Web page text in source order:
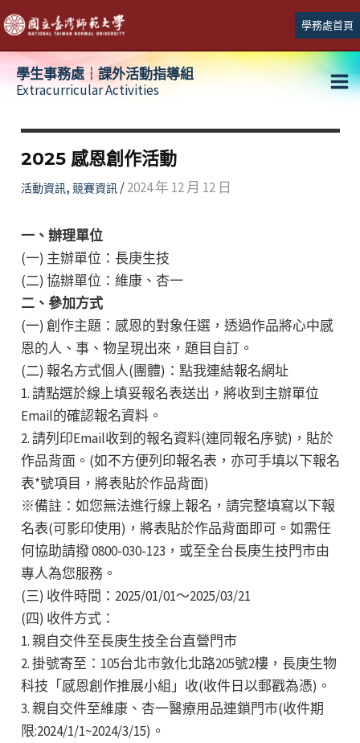
跳
至
主
學務處首頁
學生事務處┆課外活動指導組
Extracurricular Activities
2025 感恩創作活動
活動資訊, 競賽資訊/2024 年 12 月 12 日
一、辦理單位
(一) 主辦單位：長庚生技
(二) 協辦單位：維康、杏一
二、參加方式
(一) 創作主題：感恩的對象任選，透過作品將心中感
恩的人、事、物呈現出來，題目自訂。
(二) 報名方式個人(團體)：點我連結報名網址
1. 請點選於線上填妥報名表送出，將收到主辦單位
Email的確認報名資料。
2. 請列印Email收到的報名資料(連同報名序號)，貼於
作品背面。(如不方便列印報名表，亦可手填以下報名
表*號項目，將表貼於作品背面)
※備註：如您無法進行線上報名，請完整填寫以下報
名表(可影印使用)，將表貼於作品背面即可。如需任
何協助請撥 0800-030-123，或至全台長庚生技門市由
專人為您服務。
(三) 收件時間：2025/01/01～2025/03/21
(四) 收件方式：
1. 親自交件至長庚生技全台直營門市
2. 掛號寄至：105台北市敦化北路205號2樓，長庚生物
科技「感恩創作推展小組」收(收件日以郵戳為憑)。
3. 親自交件至維康、杏一醫療用品連鎖門市(收件期
限:2024/1/1~2024/3/15)。